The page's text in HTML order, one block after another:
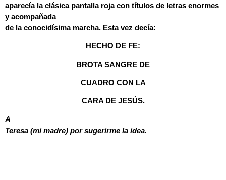
aparecía la clásica pantalla roja con títulos de letras enormes
y acompañada
de la conocidísima marcha. Esta vez decía:
HECHO DE FE:
BROTA SANGRE DE
CUADRO CON LA
CARA DE JESÚS.
A
Teresa (mi madre) por sugerirme la idea.